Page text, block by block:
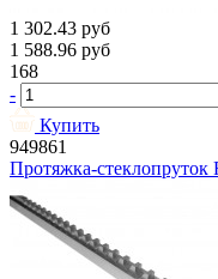
1 302.43 руб
1 588.96 руб
168
-
Купить
949861
Протяжка-стеклопруток